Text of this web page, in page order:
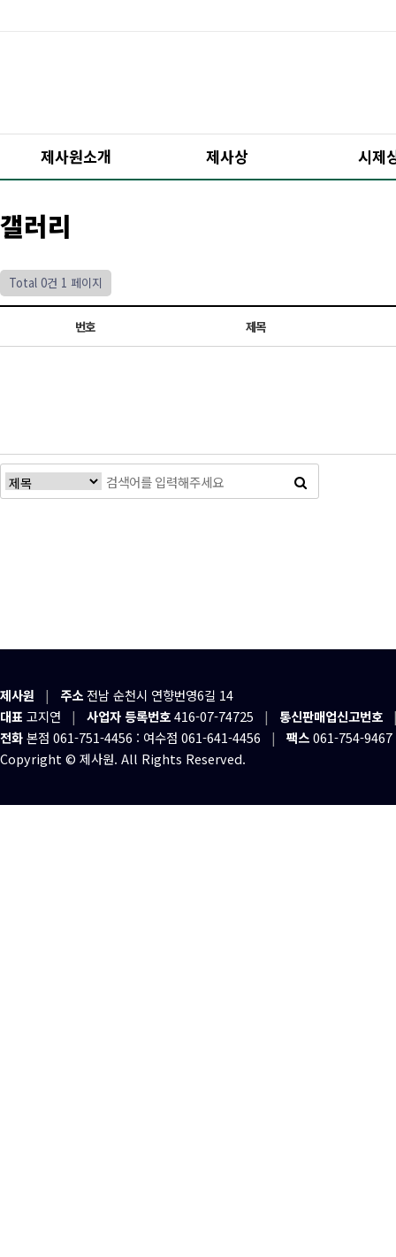
제사원소개 제사상 시제
갤러리
Total 0건 1 페이지
번호 제목
제사원 | 주소 전남 순천시 연향번영6길 14
대표 고지연 | 사업자 등록번호416-07-74725 | 통신판매업신고번호
전화본점 061-751-4456 : 여수점 061-641-4456 | 팩스061-754-9467
Copyright © 제사원. All Rights Reserved.